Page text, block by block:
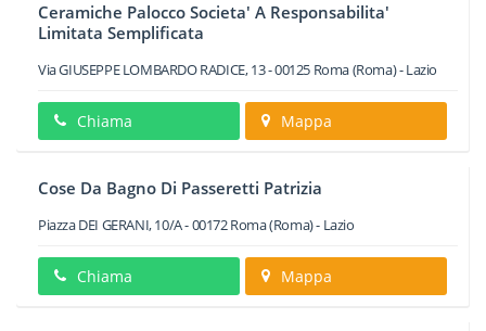
Ceramiche Palocco Societa' A Responsabilita'
Limitata Semplificata
Via GIUSEPPE LOMBARDO RADICE, 13-00125 Roma(Roma) -Lazio
Chiama Mappa
Cose Da Bagno Di Passeretti Patrizia
Piazza DEI GERANI, 10/A-00172Roma(Roma) - Lazio
Chiama Mappa